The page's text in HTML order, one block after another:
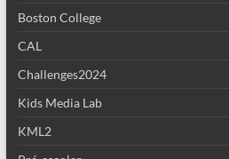
Boston College
CAL
Challenges2024
Kids Media Lab
KML2